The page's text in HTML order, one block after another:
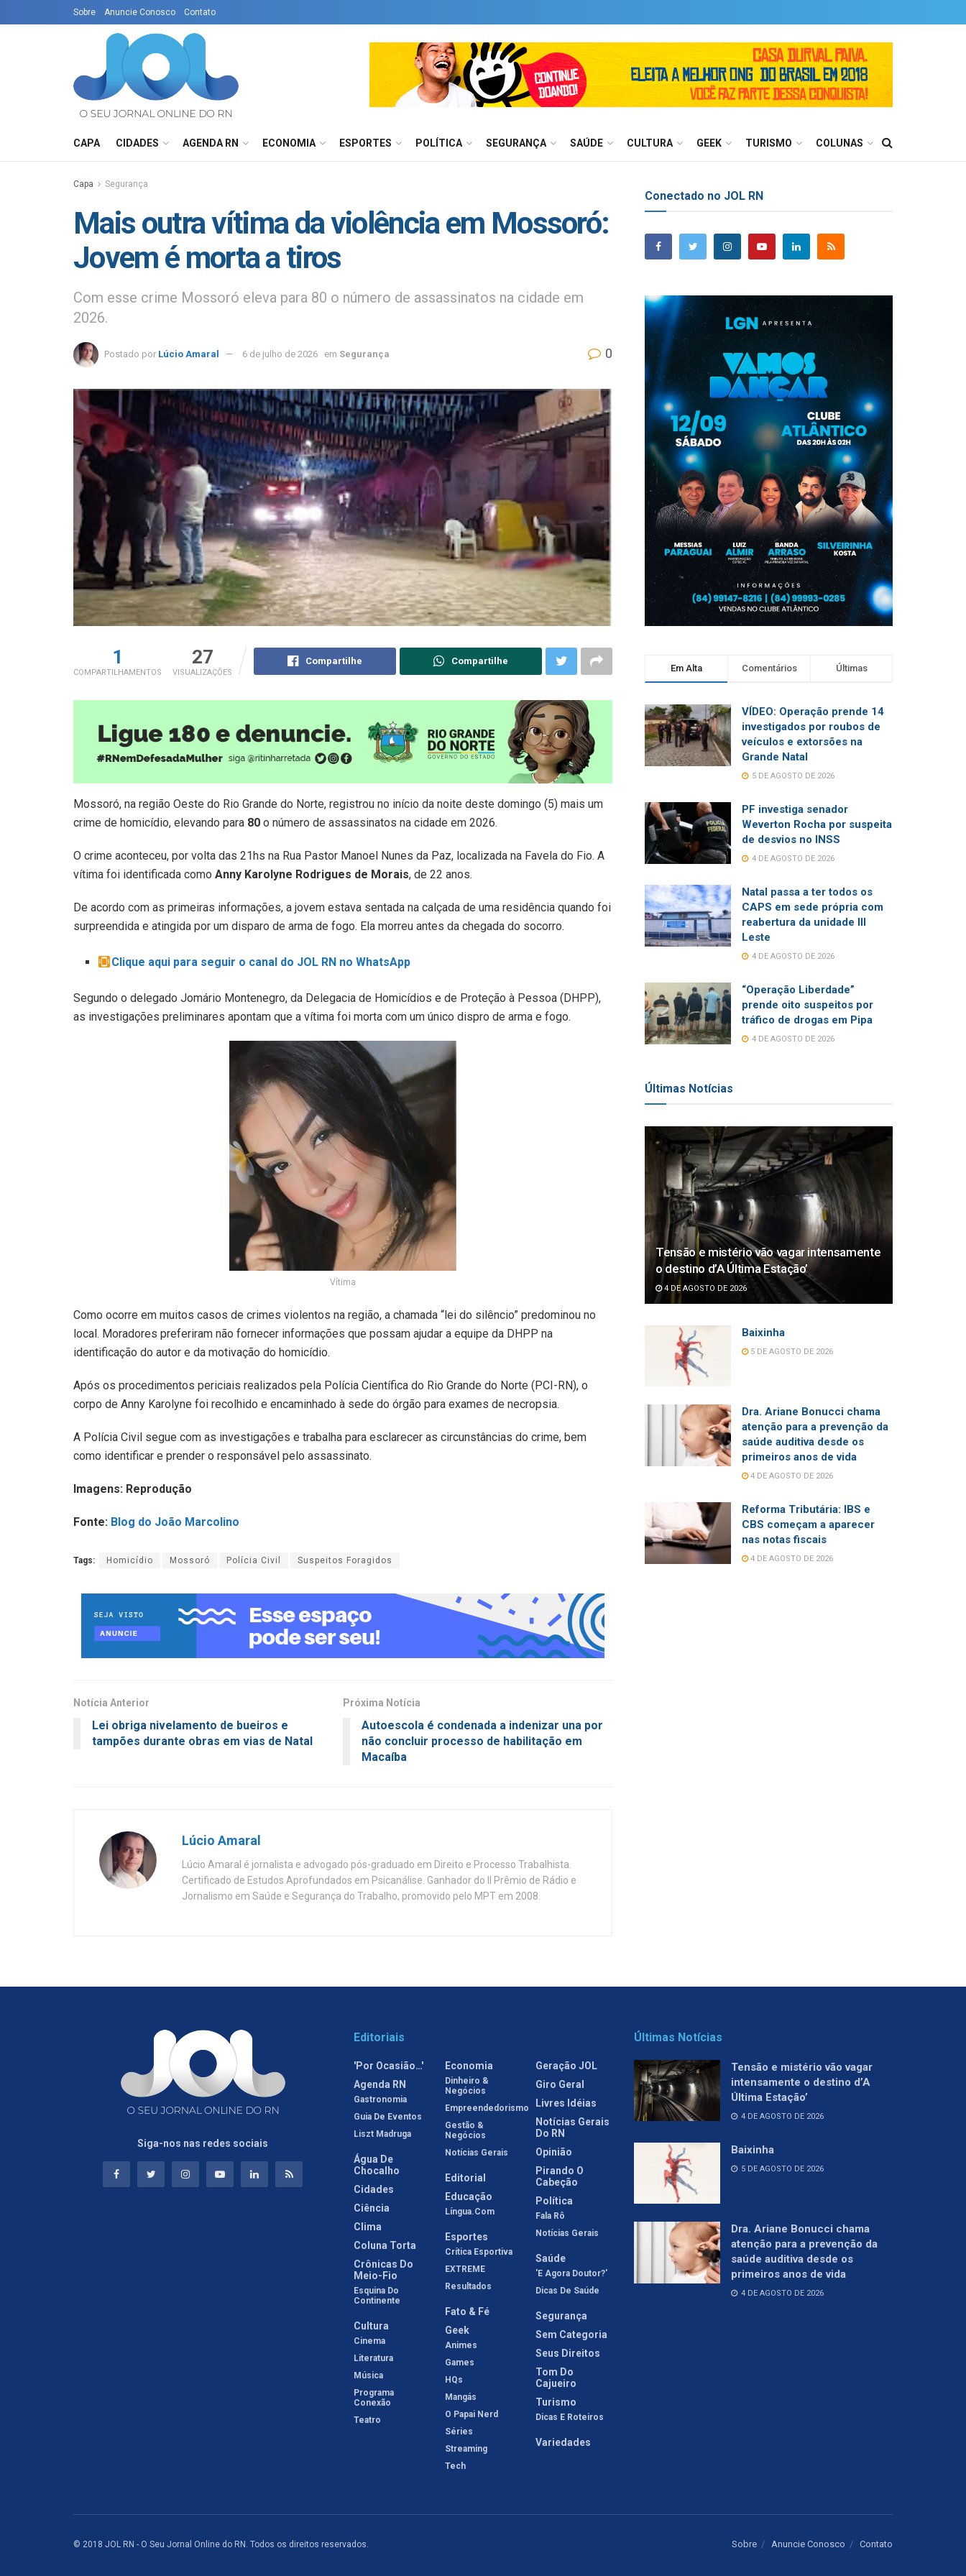
Sobre Anuncie Conosco Contato
CAPA CIDADES AGENDA RN ECONOMIA ESPORTES POLÍTICA SEGURANÇA SAÚDE CULTURA GEEK TURISMO COLUNAS
Capa Segurança
Mais outra vítima da violência em Mossoró:
Jovem é morta a tiros
Com esse crime Mossoró eleva para 80 o número de assassinatos na cidade em
2026.
Postado por Lúcio Amaral 6 de julho de 2026 em Segurança 0
1
COMPARTILHAMENTOS
27
VISUALIZAÇÕES
Compartilhe Compartilhe
Mossoró, na região Oeste do Rio Grande do Norte, registrou no início da noite deste domingo (5) mais um
crime de homicídio, elevando para 80 o número de assassinatos na cidade em 2026.
O crime aconteceu, por volta das 21hs na Rua Pastor Manoel Nunes da Paz, localizada na Favela do Fio. A
vítima foi identificada como Anny Karolyne Rodrigues de Morais, de 22 anos.
De acordo com as primeiras informações, a jovem estava sentada na calçada de uma residência quando foi
surpreendida e atingida por um disparo de arma de fogo. Ela morreu antes da chegada do socorro.
Clique aqui para seguir o canal do JOL RN no WhatsApp
Segundo o delegado Jomário Montenegro, da Delegacia de Homicídios e de Proteção à Pessoa (DHPP),
as investigações preliminares apontam que a vítima foi morta com um único dispro de arma e fogo.
Vítima
Como ocorre em muitos casos de crimes violentos na região, a chamada “lei do silêncio” predominou no
local. Moradores preferiram não fornecer informações que possam ajudar a equipe da DHPP na
identificação do autor e da motivação do homicídio.
Após os procedimentos periciais realizados pela Polícia Científica do Rio Grande do Norte (PCI-RN), o
corpo de Anny Karolyne foi recolhido e encaminhado à sede do órgão para exames de necropsia.
A Polícia Civil segue com as investigações e trabalha para esclarecer as circunstâncias do crime, bem
como identificar e prender o responsável pelo assassinato.
Imagens: Reprodução
Fonte: Blog do João Marcolino
Tags: Homicídio Mossoró Polícia Civil Suspeitos Foragidos
Notícia Anterior
Lei obriga nivelamento de bueiros e
tampões durante obras em vias de Natal
Próxima Notícia
Autoescola é condenada a indenizar una por
não concluir processo de habilitação em
Macaíba
Lúcio Amaral
Lúcio Amaral é jornalista e advogado pós-graduado em Direito e Processo Trabalhista.
Certificado de Estudos Aprofundados em Psicanálise. Ganhador do II Prêmio de Rádio e
Jornalismo em Saúde e Segurança do Trabalho, promovido pelo MPT em 2008.
Conectado no JOL RN
Em Alta Comentários Últimas
VÍDEO: Operação prende 14
investigados por roubos de
veículos e extorsões na
Grande Natal
5 DE AGOSTO DE 2026
PF investiga senador
Weverton Rocha por suspeita
de desvios no INSS
4 DE AGOSTO DE 2026
Natal passa a ter todos os
CAPS em sede própria com
reabertura da unidade III
Leste
4 DE AGOSTO DE 2026
“Operação Liberdade”
prende oito suspeitos por
tráfico de drogas em Pipa
4 DE AGOSTO DE 2026
Últimas Notícias
Tensão e mistério vão vagar intensamente
o destino d’A Última Estação’
4 DE AGOSTO DE 2026
Baixinha
5 DE AGOSTO DE 2026
Dra. Ariane Bonucci chama
atenção para a prevenção da
saúde auditiva desde os
primeiros anos de vida
4 DE AGOSTO DE 2026
Reforma Tributária: IBS e
CBS começam a aparecer
nas notas fiscais
4 DE AGOSTO DE 2026
Siga-nos nas redes sociais
Editoriais
'Por Ocasião…'
Agenda RN
Gastronomia
Guia De Eventos
Liszt Madruga
Água De
Chocalho
Cidades
Ciência
Clima
Coluna Torta
Crônicas Do
Meio-Fio
Esquina Do
Continente
Cultura
Cinema
Literatura
Música
Programa
Conexão
Teatro
Economia
Dinheiro &
Negócios
Empreendedorismo
Gestão &
Negócios
Notícias Gerais
Editorial
Educação
Língua.com
Esportes
Crítica Esportiva
EXTREME
Resultados
Fato & Fé
Geek
Animes
Games
HQs
Mangás
O Papai Nerd
Séries
Streaming
Tech
Geração JOL
Giro Geral
Livres Idéias
Notícias Gerais
Do RN
Opinião
Pirando O
Cabeção
Política
Fala Rô
Notícias Gerais
Saúde
'E Agora Doutor?'
Dicas De Saúde
Segurança
Sem Categoria
Seus Direitos
Tom Do
Cajueiro
Turismo
Dicas E Roteiros
Variedades
Últimas Notícias
Tensão e mistério vão vagar
intensamente o destino d’A
Última Estação’
4 DE AGOSTO DE 2026
Baixinha
5 DE AGOSTO DE 2026
Dra. Ariane Bonucci chama
atenção para a prevenção da
saúde auditiva desde os
primeiros anos de vida
4 DE AGOSTO DE 2026
Sobre Anuncie Conosco Contato
© 2018 JOL RN - O Seu Jornal Online do RN. Todos os direitos reservados.